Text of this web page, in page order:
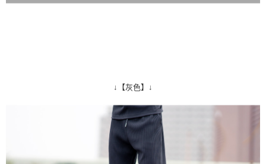
↓【灰色】↓